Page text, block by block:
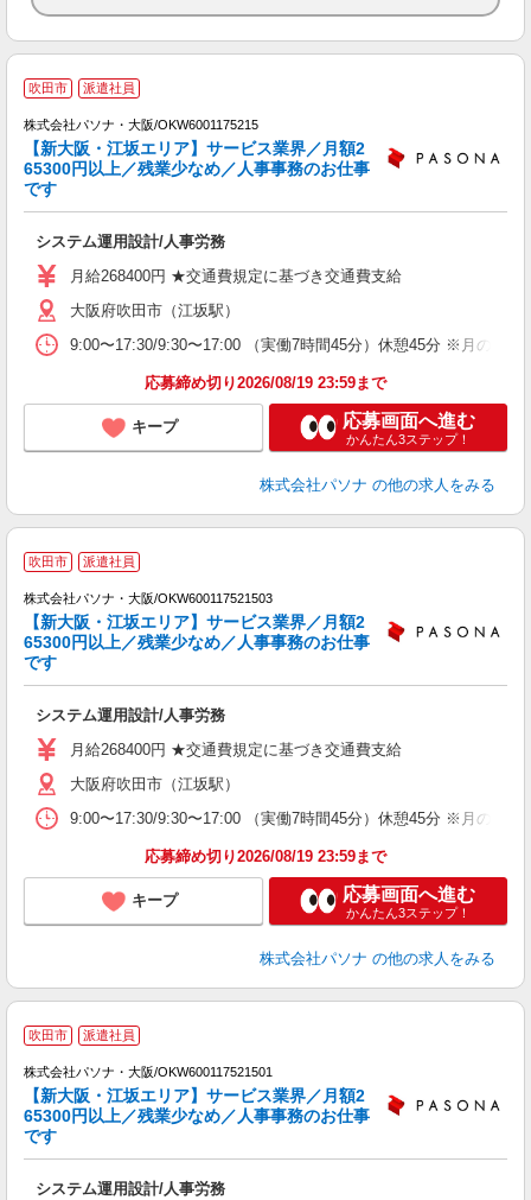
吹田市 派遣社員
株式会社パソナ・大阪/OKW6001175215
【新大阪・江坂エリア】サービス業界／月額2
65300円以上／残業少なめ／人事事務のお仕事
です
システム運用設計/人事労務
月給268400円 ★交通費規定に基づき交通費支給
大阪府吹田市（江坂駅）
9:00〜17:30/9:30〜17:00 （実働7時間45分）休憩45分 ※月の残
応募締め切り2026/08/19 23:59まで
キープ 応募画面へ進む
かんたん3ステップ！
株式会社パソナ の他の求人をみる
吹田市 派遣社員
株式会社パソナ・大阪/OKW600117521503
【新大阪・江坂エリア】サービス業界／月額2
65300円以上／残業少なめ／人事事務のお仕事
です
システム運用設計/人事労務
月給268400円 ★交通費規定に基づき交通費支給
大阪府吹田市（江坂駅）
9:00〜17:30/9:30〜17:00 （実働7時間45分）休憩45分 ※月の残
応募締め切り2026/08/19 23:59まで
キープ 応募画面へ進む
かんたん3ステップ！
株式会社パソナ の他の求人をみる
吹田市 派遣社員
株式会社パソナ・大阪/OKW600117521501
【新大阪・江坂エリア】サービス業界／月額2
65300円以上／残業少なめ／人事事務のお仕事
です
システム運用設計/人事労務